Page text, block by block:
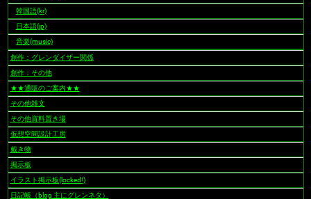
韓国語(kr)
日本語(jp)
音楽(music)
創作：グレンダイザー関係
創作：その他
★★通販のご案内★★
その他雑文
その他資料置き場
仮想空間設計工房
戴き物
掲示板
イラスト掲示板(locked!)
日記帳（blog 主にグレンネタ）